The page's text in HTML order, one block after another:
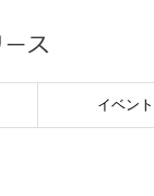
イベント